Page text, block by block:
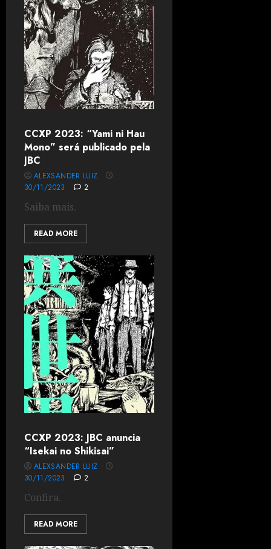
CCXP 2023: “Yami ni Hau
Mono” será publicado pela
JBC
ALEXSANDER LUIZ
30/11/2023
2
Saiba mais.
READ MORE
CCXP 2023: JBC anuncia
“Isekai no Shikisai”
ALEXSANDER LUIZ
30/11/2023
2
Confira.
READ MORE